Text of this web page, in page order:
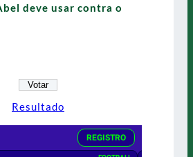
deve usar contra o
Resultado